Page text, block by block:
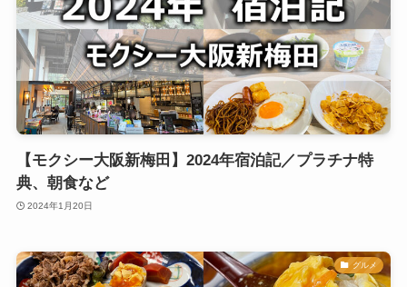
【モクシー大阪新梅田】2024年宿泊記／プラチナ特
典、朝食など
2024年1月20日
グルメ